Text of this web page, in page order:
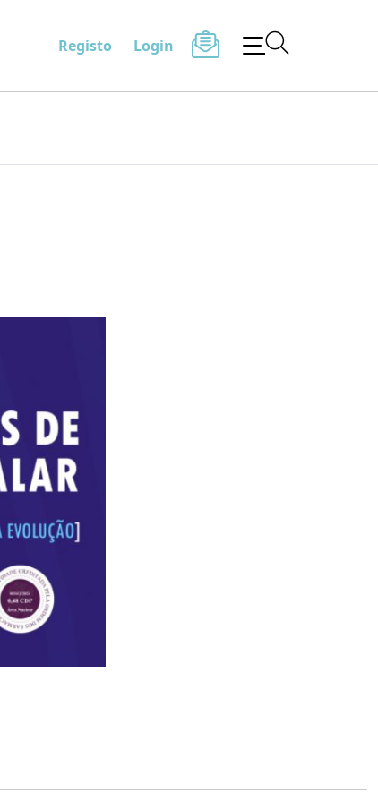
Registo Login